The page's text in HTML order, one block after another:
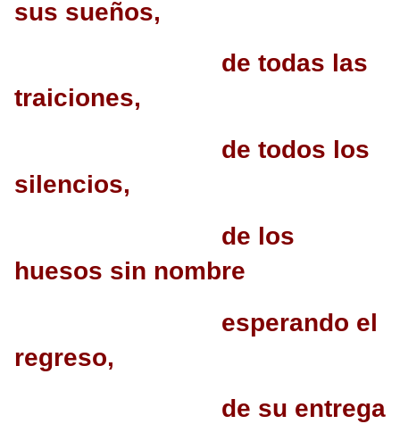
sus sueños,
de todas las
traiciones,
de todos los
silencios,
de los
huesos sin nombre
esperando el
regreso,
de su entrega